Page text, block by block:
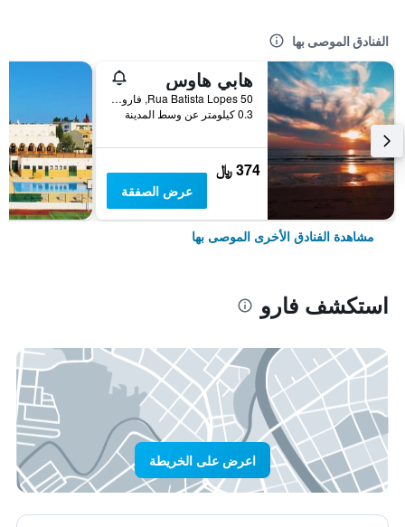
الفنادق الموصى بها
هابي هاوس
Rua Batista Lopes 50, فارو, منطقة فارو, البرتغال
0.3 كيلومتر عن وسط المدينة
374 ﷼
عرض الصفقة
مشاهدة الفنادق الأخرى الموصى بها
استكشف فارو
اعرض على الخريطة